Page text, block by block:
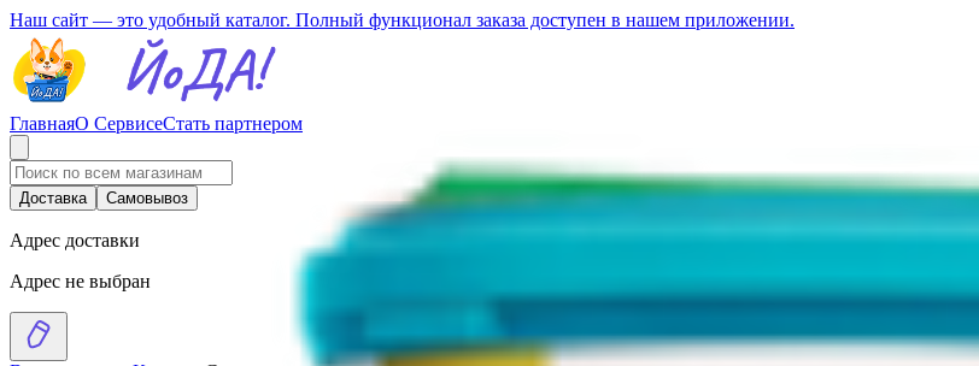
Наш сайт — это удобный каталог. Полный функционал заказа доступен в нашем приложении.
ГлавнаяО СервисеСтать партнером
Доставка Самовывоз
Адрес доставки
Адрес не выбран